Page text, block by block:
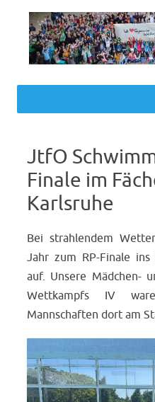
JtfO
Finale im
Karlsruhe
Bei strahlendem
Jahr zum RP-Finale ins
auf. Unsere Mädchen-
Wettkampfs IV
Mannschaften dort am